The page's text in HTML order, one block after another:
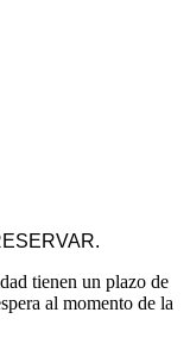
tienen un plazo de
al momento de la